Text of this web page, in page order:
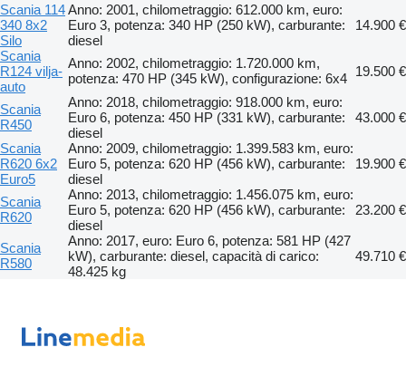
Scania 114
340 8x2
Silo
Anno: 2001, chilometraggio: 612.000 km, euro:
Euro 3, potenza: 340 HP (250 kW), carburante:
diesel
14.900 €
Scania
R124 vilja-
auto
Anno: 2002, chilometraggio: 1.720.000 km,
potenza: 470 HP (345 kW), configurazione: 6x4 19.500 €
Scania
R450
Anno: 2018, chilometraggio: 918.000 km, euro:
Euro 6, potenza: 450 HP (331 kW), carburante:
diesel
43.000 €
Scania
R620 6x2
Euro5
Anno: 2009, chilometraggio: 1.399.583 km, euro:
Euro 5, potenza: 620 HP (456 kW), carburante:
diesel
19.900 €
Scania
R620
Anno: 2013, chilometraggio: 1.456.075 km, euro:
Euro 5, potenza: 620 HP (456 kW), carburante:
diesel
23.200 €
Scania
R580
Anno: 2017, euro: Euro 6, potenza: 581 HP (427
kW), carburante: diesel, capacità di carico:
48.425 kg
49.710 €